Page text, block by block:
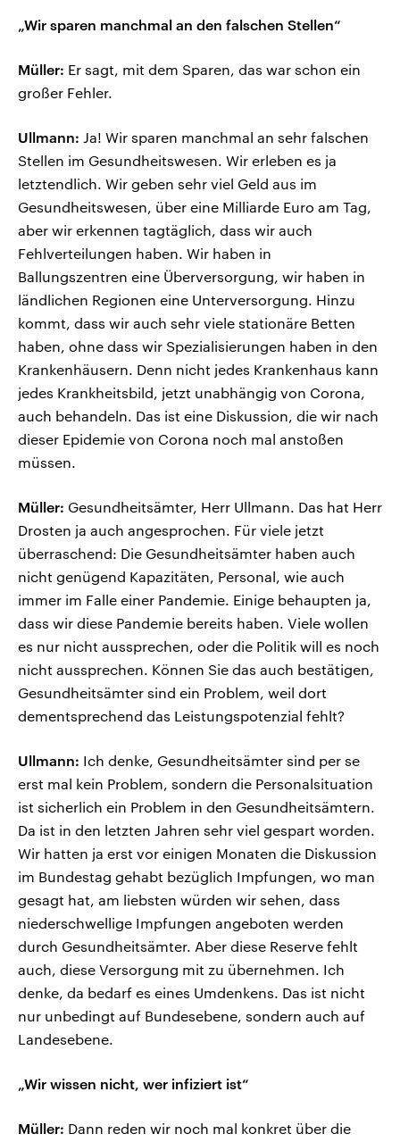
„Wir sparen manchmal an den falschen Stellen“
Müller: Er sagt, mit dem Sparen, das war schon ein
großer Fehler.
Ullmann: Ja! Wir sparen manchmal an sehr falschen
Stellen im Gesundheitswesen. Wir erleben es ja
letztendlich. Wir geben sehr viel Geld aus im
Gesundheitswesen, über eine Milliarde Euro am Tag,
aber wir erkennen tagtäglich, dass wir auch
Fehlverteilungen haben. Wir haben in
Ballungszentren eine Überversorgung, wir haben in
ländlichen Regionen eine Unterversorgung. Hinzu
kommt, dass wir auch sehr viele stationäre Betten
haben, ohne dass wir Spezialisierungen haben in den
Krankenhäusern. Denn nicht jedes Krankenhaus kann
jedes Krankheitsbild, jetzt unabhängig von Corona,
auch behandeln. Das ist eine Diskussion, die wir nach
dieser Epidemie von Corona noch mal anstoßen
müssen.
Müller: Gesundheitsämter, Herr Ullmann. Das hat Herr
Drosten ja auch angesprochen. Für viele jetzt
überraschend: Die Gesundheitsämter haben auch
nicht genügend Kapazitäten, Personal, wie auch
immer im Falle einer Pandemie. Einige behaupten ja,
dass wir diese Pandemie bereits haben. Viele wollen
es nur nicht aussprechen, oder die Politik will es noch
nicht aussprechen. Können Sie das auch bestätigen,
Gesundheitsämter sind ein Problem, weil dort
dementsprechend das Leistungspotenzial fehlt?
Ullmann: Ich denke, Gesundheitsämter sind per se
erst mal kein Problem, sondern die Personalsituation
ist sicherlich ein Problem in den Gesundheitsämtern.
Da ist in den letzten Jahren sehr viel gespart worden.
Wir hatten ja erst vor einigen Monaten die Diskussion
im Bundestag gehabt bezüglich Impfungen, wo man
gesagt hat, am liebsten würden wir sehen, dass
niederschwellige Impfungen angeboten werden
durch Gesundheitsämter. Aber diese Reserve fehlt
auch, diese Versorgung mit zu übernehmen. Ich
denke, da bedarf es eines Umdenkens. Das ist nicht
nur unbedingt auf Bundesebene, sondern auch auf
Landesebene.
„Wir wissen nicht, wer infiziert ist“
Müller: Dann reden wir noch mal konkret über die